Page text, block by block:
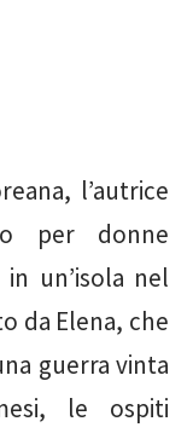
l’autrice
per donne
un’isola nel
da Elena, che
guerra vinta
le ospiti